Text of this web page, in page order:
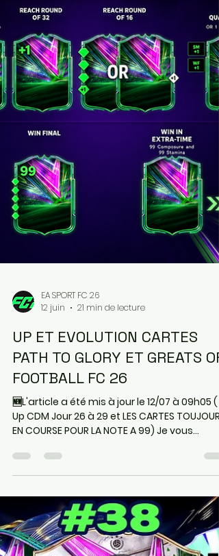
Putellas 96 et Neto 95 SBC !
Je vous rappelle que les articles sont
et le resteront pour FC 26 ! Pensez à mettre
un petit Like sur l'article ou un commentaire,
on prend souvent le temps sur Internet de
râler mais rarement de dire que c'est bien,
donc n'hésitez pas ❤️❤️ Les 2 liens juste en
dessous vous permettront d'aider le site et
de vous rendre directement sur Instant
Gaming ( pour acheter vos jeux , cartes
PSN/Xbox moins cher) et Maxesport ( pour
acheter votre matériel informatique, code
Pro
UP ET EVOLUTION CARTES
PATH TO GLORY ET GREATS OF
FOOTBALL FC 26